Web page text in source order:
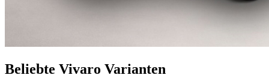
Beliebte Vivaro Varianten